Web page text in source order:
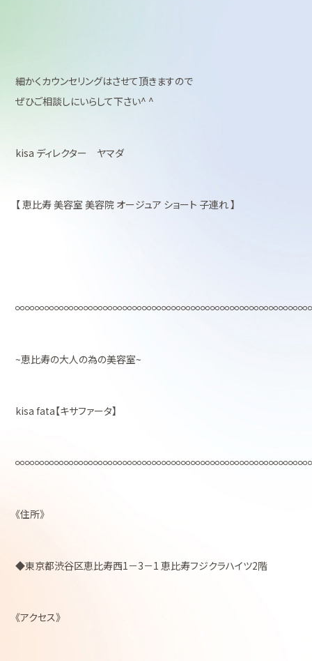
細かくカウンセリングはさせて頂きますので
ぜひご相談しにいらして下さい^ ^
kisa ディレクター ヤマダ
【 恵比寿 美容室 美容院 オージュア ショート 子連れ 】
~恵比寿の大人の為の美容室~
kisa fata【キサファータ】
《住所》
◆東京都渋谷区恵比寿西1－3－1 恵比寿フジクラハイツ2階
《アクセス》